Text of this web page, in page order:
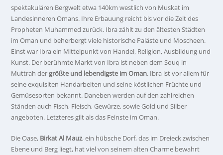
spektakulären Bergwelt etwa 140km westlich von Muskat im
Landesinneren Omans. Ihre Erbauung reicht bis vor die Zeit des
Propheten Muhammed zurück. Ibra zählt zu den ältesten Städten
im Oman und beherbergt viele historische Paläste und Moscheen.
Einst war Ibra ein Mittelpunkt von Handel, Religion, Ausbildung und
Kunst. Der berühmte Markt von Ibra ist neben dem Souq in
Muttrah dergrößte und lebendigste im Oman. Ibra ist vor allem für
seine exquisiten Handarbeiten und seine köstlichen Früchte und
Gemüsesorten bekannt. Daneben werden auf den zahlreichen
Ständen auch Fisch, Fleisch, Gewürze, sowie Gold und Silber
angeboten. Letzteres gilt als das Feinste im Oman.
Die Oase, Birkat Al Mauz, ein hübsche Dorf, das im Dreieck zwischen
Ebene und Berg liegt, hat viel von seinem alten Charme bewahrt